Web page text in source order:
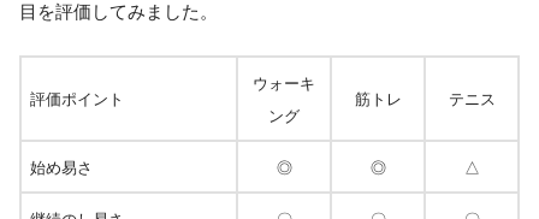
目を評価してみました。
評価ポイント
ウォーキ
ング
筋トレ テニス
始め易さ ◎ ◎ △